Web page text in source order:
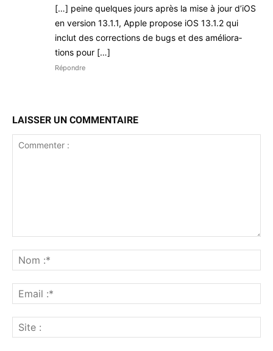
[…] peine quelques jours après la mise à jour d’iOS
en ver­sion 13.1.1, Apple pro­pose iOS 13.1.2 qui
inclut des cor­rec­tions de bugs et des amélio­ra­
tions pour […]
Répondre
LAISSER UN COMMENTAIRE